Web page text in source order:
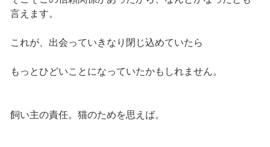
言えます。
これが、出会っていきなり閉じ込めていたら
もっとひどいことになっていたかもしれません。
飼い主の責任。猫のためを思えば。